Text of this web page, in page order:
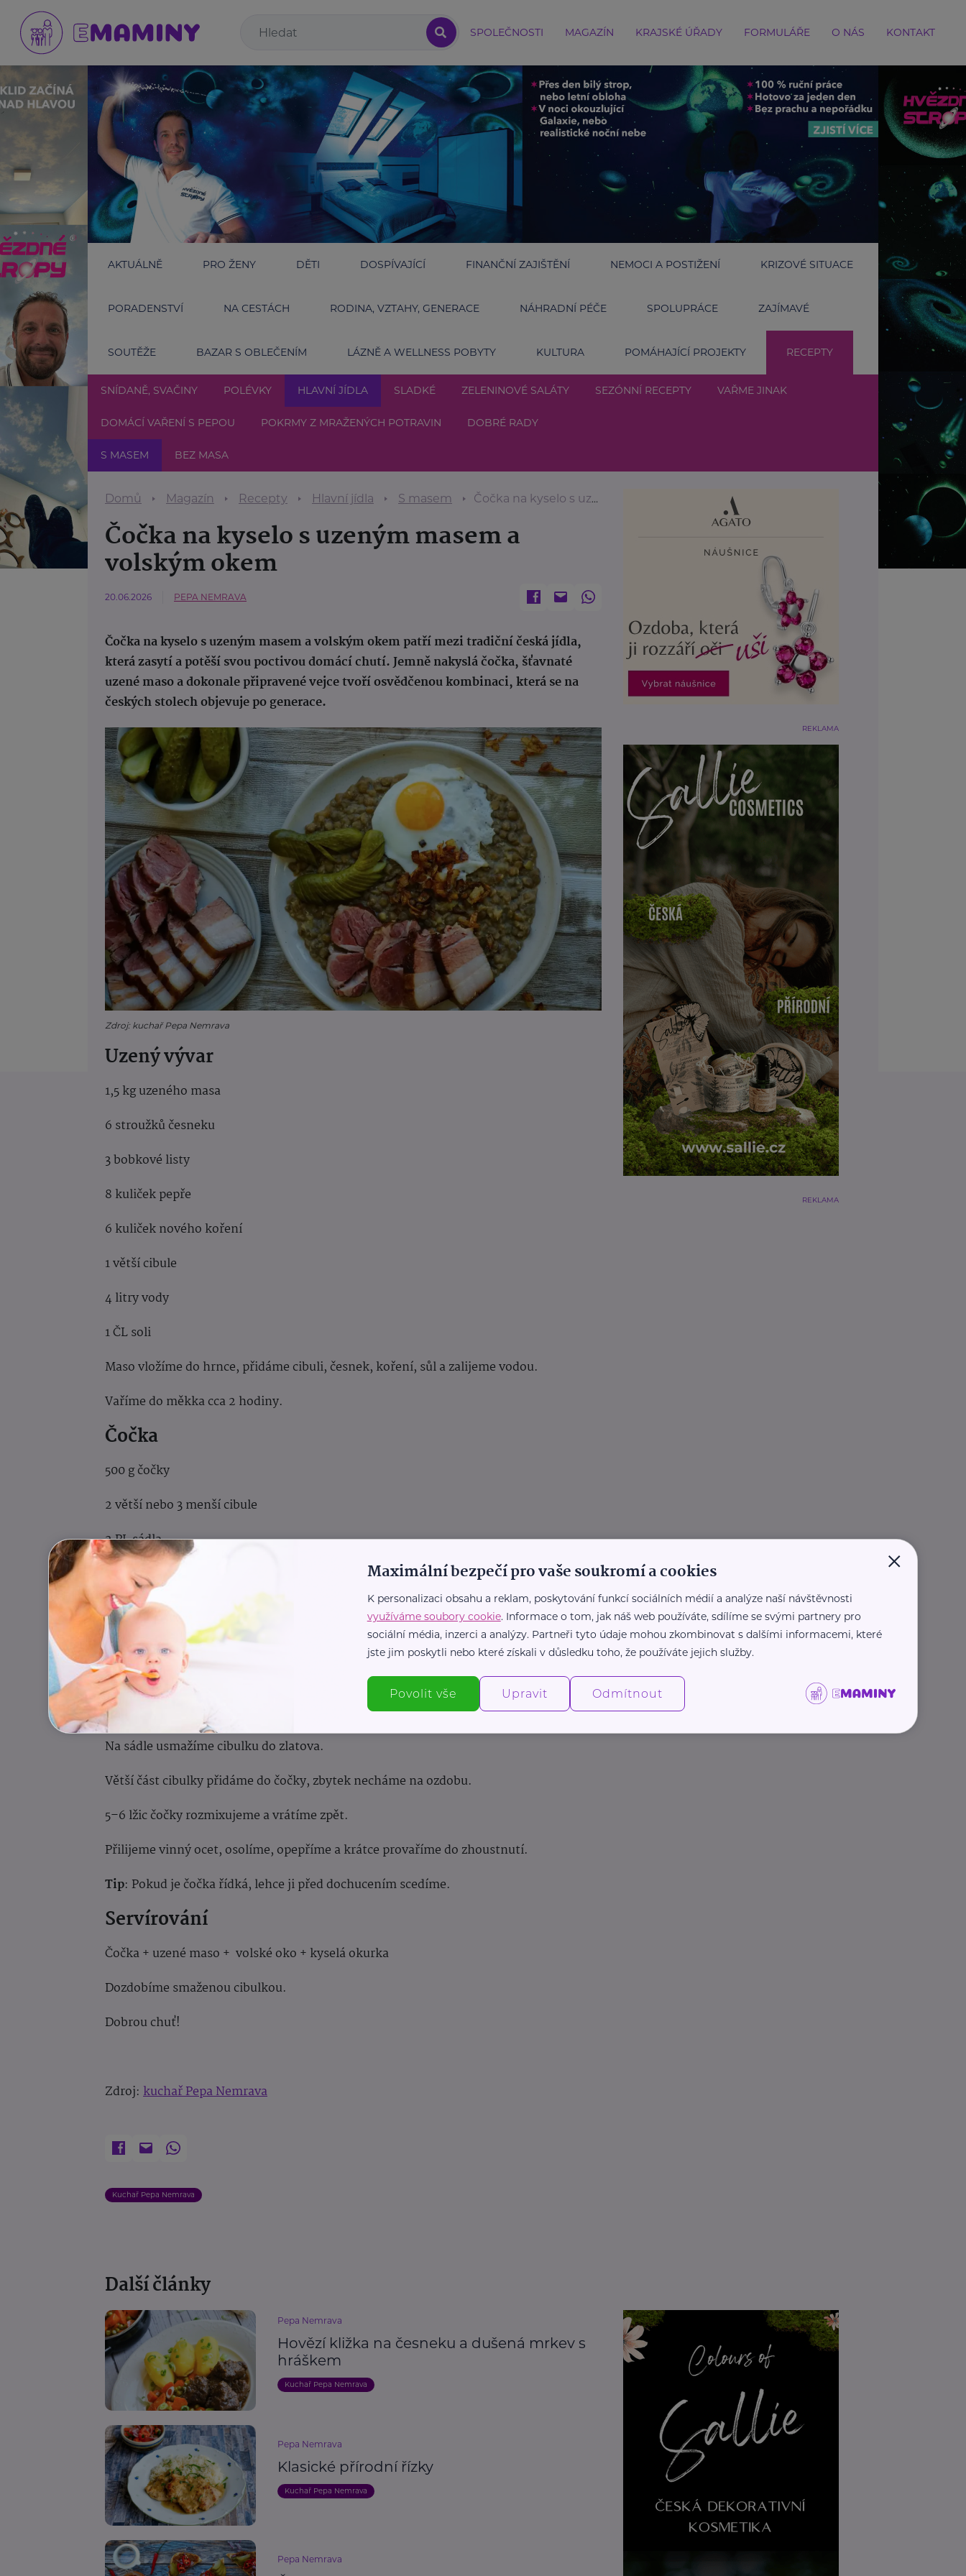
SPOLEČNOSTI MAGAZÍN KRAJSKÉ ÚŘADY FORMULÁŘE O NÁS KONTAKT
AKTUÁLNĚ PRO ŽENY DĚTI DOSPÍVAJÍCÍ FINANČNÍ ZAJIŠTĚNÍ NEMOCI A POSTIŽENÍ KRIZOVÉ SITUACE
PORADENSTVÍ NA CESTÁCH RODINA, VZTAHY, GENERACE NÁHRADNÍ PÉČE SPOLUPRÁCE ZAJÍMAVÉ
SOUTĚŽE BAZAR S OBLEČENÍM LÁZNĚ A WELLNESS POBYTY KULTURA POMÁHAJÍCÍ PROJEKTY RECEPTY
SNÍDANĚ, SVAČINY POLÉVKY HLAVNÍ JÍDLA SLADKÉ ZELENINOVÉ SALÁTY SEZÓNNÍ RECEPTY VAŘME JINAK
DOMÁCÍ VAŘENÍ S PEPOU POKRMY Z MRAŽENÝCH POTRAVIN DOBRÉ RADY
S MASEM BEZ MASA
Domů Magazín Recepty Hlavní jídla S masem Čočka na kyselo s uzeným masem a volským okem
Čočka na kyselo s uzeným masem a
volským okem
20.06.2026 PEPA NEMRAVA
Čočka na kyselo s uzeným masem a volským okem patří mezi tradiční česká jídla,
která zasytí a potěší svou poctivou domácí chutí. Jemně nakyslá čočka, šťavnaté
uzené maso a dokonale připravené vejce tvoří osvědčenou kombinaci, která se na
českých stolech objevuje po generace.
Zdroj: kuchař Pepa Nemrava
Uzený vývar
1,5 kg uzeného masa
6 stroužků česneku
3 bobkové listy
8 kuliček pepře
6 kuliček nového koření
1 větší cibule
4 litry vody
1 ČL soli
Maso vložíme do hrnce, přidáme cibuli, česnek, koření, sůl a zalijeme vodou.
Vaříme do měkka cca 2 hodiny.
Čočka
500 g čočky
2 větší nebo 3 menší cibule
2 PL sádla
4 PL vinného octa
sůl
pepř
Čočku namočíme den dopředu do studené vody.
Druhý den scedíme, zalijeme vývarem (cca 1 cm nad čočkou) a vaříme do měkka.
Na sádle usmažíme cibulku do zlatova.
Větší část cibulky přidáme do čočky, zbytek necháme na ozdobu.
5–6 lžic čočky rozmixujeme a vrátíme zpět.
Přilijeme vinný ocet, osolíme, opepříme a krátce provaříme do zhoustnutí.
Tip: Pokud je čočka řídká, lehce ji před dochucením scedíme.
Servírování
Čočka + uzené maso + volské oko + kyselá okurka
Dozdobíme smaženou cibulkou.
Dobrou chuť!
Zdroj: kuchař Pepa Nemrava
Kuchař Pepa Nemrava
REKLAMA
REKLAMA
Další články
Pepa Nemrava
Hovězí kližka na česneku a dušená mrkev s
hráškem
Kuchař Pepa Nemrava
Pepa Nemrava
Klasické přírodní řízky
Kuchař Pepa Nemrava
Pepa Nemrava
×
Maximální bezpečí pro vaše soukromí a cookies
K personalizaci obsahu a reklam, poskytování funkcí sociálních médií a analýze naší návštěvnosti
využíváme soubory cookie. Informace o tom, jak náš web používáte, sdílíme se svými partnery pro
sociální média, inzerci a analýzy. Partneři tyto údaje mohou zkombinovat s dalšími informacemi, které
jste jim poskytli nebo které získali v důsledku toho, že používáte jejich služby.
Povolit vše Upravit Odmítnout